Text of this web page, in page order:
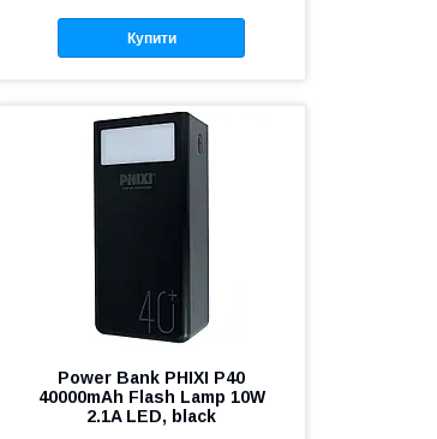
Купити
Power Bank PHIXI P40
40000mAh Flash Lamp 10W
2.1A LED, black